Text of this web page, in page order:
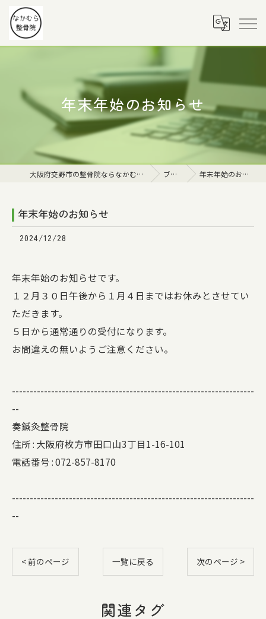
年末年始のお知らせ
大阪府交野市の整骨院ならなかむら整骨院 ブログ 年末年始のお知らせ
年末年始のお知らせ
2024/12/28
年末年始のお知らせです。
１２月３０日午後から１月４日まではお休みとさせてい
ただきます。
５日から通常通りの受付になります。
お間違えの無いようご注意ください。
--------------------------------------------------------------------
--
奏鍼灸整骨院
住所 : 大阪府枚方市田口山3丁目1-16-101
電話番号 :072-857-8170
--------------------------------------------------------------------
--
< 前のページ 一覧に戻る 次のページ >
関連タグ